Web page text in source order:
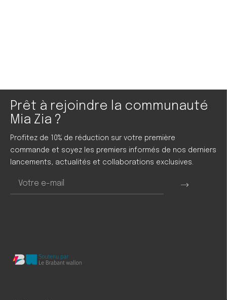
Prêt à rejoindre la communauté
Mia Zia ?
Profitez de 10% de réduction sur votre première
commande et soyez les premiers informés de nos derniers
lancements, actualités et collaborations exclusives.